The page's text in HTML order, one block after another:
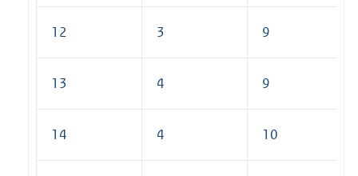
12 3 9
13 4 9
14 4 10